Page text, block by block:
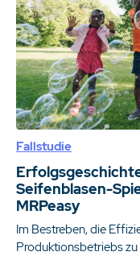
Fallstudie
Seifenblasen-
MRPeasy
Im Bestreben, die
Produktionsbetriebs